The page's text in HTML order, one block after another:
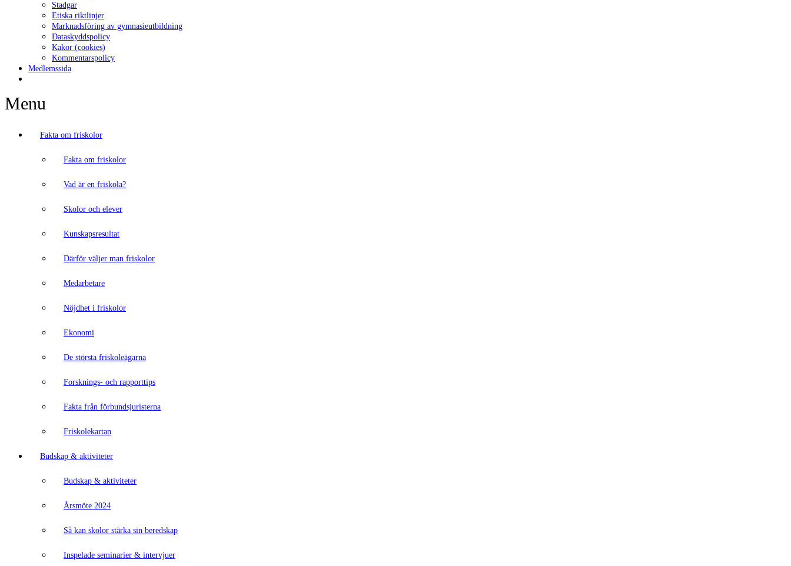
Stadgar
Etiska riktlinjer
Marknadsföring av gymnasieutbildning
Dataskyddspolicy
Kakor (cookies)
Kommentarspolicy
Medlemssida
Menu
Fakta om friskolor
Fakta om friskolor
Vad är en friskola?
Skolor och elever
Kunskapsresultat
Därför väljer man friskolor
Medarbetare
Nöjdhet i friskolor
Ekonomi
De största friskoleägarna
Forsknings- och rapporttips
Fakta från förbundsjuristerna
Friskolekartan
Budskap & aktiviteter
Budskap & aktiviteter
Årsmöte 2024
Så kan skolor stärka sin beredskap
Inspelade seminarier & intervjuer